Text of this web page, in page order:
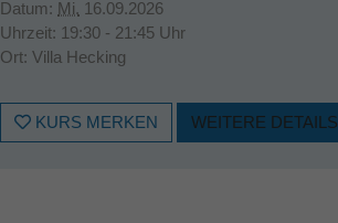
Datum: Mi. 16.09.2026
Uhrzeit: 19:30 - 21:45 Uhr
Ort: Villa Hecking
KURS MERKEN WEITERE DETAILS